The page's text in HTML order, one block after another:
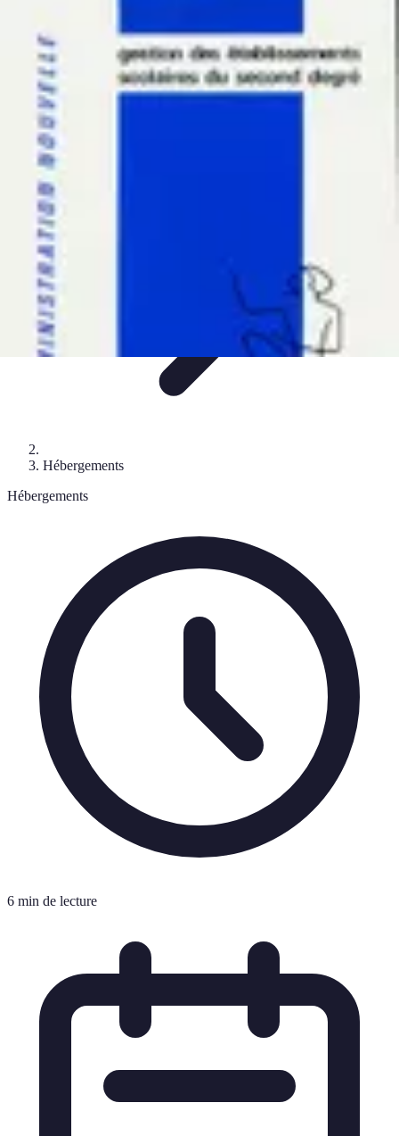
Astuces de Voyage StratégiesErreurs à ÉviterÉthique et
ValeursStratégies de Voyage
Minimalisme Voyage
Hébergements
Hébergements
6 min de lecture